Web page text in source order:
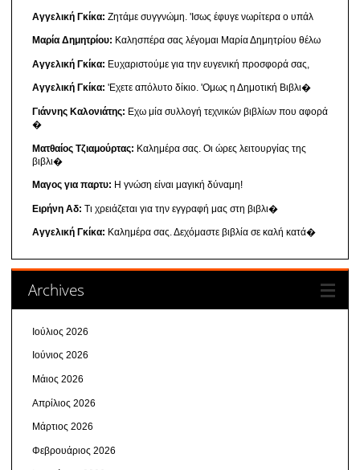
Αγγελική Γκίκα: Ζητάμε συγγνώμη. 'Ισως έφυγε νωρίτερα ο υπάλ
Μαρία Δημητρίου: Καλησπέρα σας λέγομαι Μαρία Δημητρίου θέλω
Αγγελική Γκίκα: Ευχαριστούμε για την ευγενική προσφορά σας,
Αγγελική Γκίκα: 'Εχετε απόλυτο δίκιο. 'Ομως η Δημοτική Βιβλι�
Γιάννης Καλονιάτης: Εχω μία συλλογή τεχνικών βιβλίων που αφορά
�
Ματθαίος Τζιαμούρτας: Καλημέρα σας. Οι ώρες λειτουργίας της
βιβλι�
Μαγος για παρτυ: Η γνώση είναι μαγική δύναμη!
Ειρήνη Αδ: Τι χρειάζεται για την εγγραφή μας στη βιβλι�
Αγγελική Γκίκα: Καλημέρα σας. Δεχόμαστε βιβλία σε καλή κατά�
Archives
Ιούλιος 2026
Ιούνιος 2026
Μάιος 2026
Απρίλιος 2026
Μάρτιος 2026
Φεβρουάριος 2026